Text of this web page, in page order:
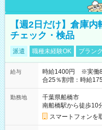
【週2日だけ】倉庫
チェック・検品
派遣 職種未経験OK ブラン
給与
時給1400円 ※実働8
合25％割増：時給
勤務地
千葉県船橋市
南船橋駅から徒歩10
スマートフォンを